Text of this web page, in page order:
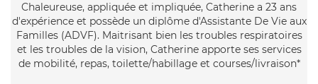
Chaleureuse, appliquée et impliquée, Catherine a 23 ans
d'expérience et possède un diplôme d'Assistante De Vie aux
Familles (ADVF). Maitrisant bien les troubles respiratoires
et les troubles de la vision, Catherine apporte ses services
de mobilité, repas, toilette/habillage et courses/livraison*